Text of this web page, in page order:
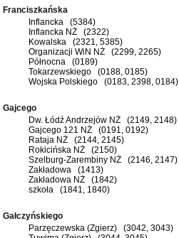
Franciszkańska
Inflancka (5384)
Inflancka NŻ (2322)
Kowalska (2321, 5385)
Organizacji WiN NŻ (2299, 2265)
Północna (0189)
Tokarzewskiego (0188, 0185)
Wojska Polskiego (0183, 2398, 0184)
Gajcego
Dw. Łódź Andrzejów NŻ (2149, 2148)
Gajcego 121 NŻ (0191, 0192)
Rataja NŻ (2144, 2145)
Rokicińska NŻ (2150)
Szelburg-Zarembiny NŻ (2146, 2147)
Zakładowa (1413)
Zakładowa NŻ (1842)
szkoła (1841, 1840)
Gałczyńskiego
Parzęczewska (Zgierz) (3042, 3043)